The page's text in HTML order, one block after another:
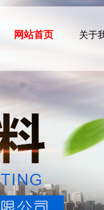
网站首页 关于